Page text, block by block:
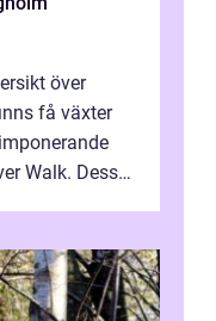
över
få växter
Walk. Dess